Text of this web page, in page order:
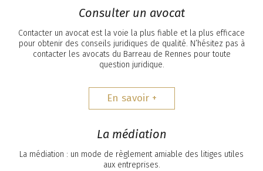
Consulter un avocat
Contacter un avocat est la voie la plus fiable et la plus efficace
pour obtenir des conseils juridiques de qualité. N’hésitez pas à
contacter les avocats du Barreau de Rennes pour toute
question juridique.
En savoir +
La médiation
La médiation : un mode de règlement amiable des litiges utiles
aux entreprises.